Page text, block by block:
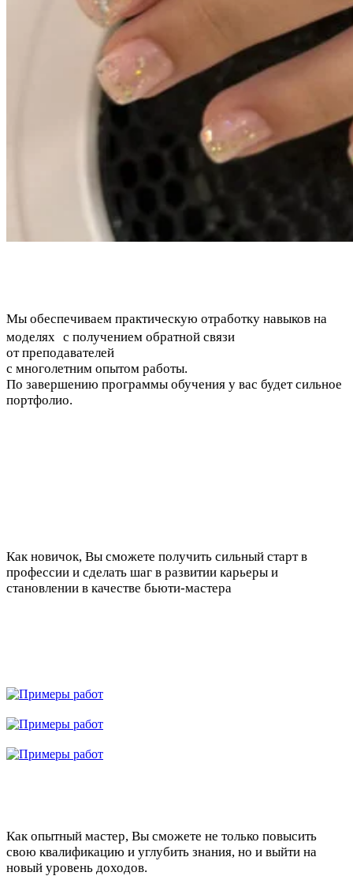
Мы обеспечиваем практическую отработку навыков на
моделях с получением обратной связи
от преподавателей
с многолетним опытом работы.
По завершению программы обучения у вас будет сильное
портфолио.
Как новичок, Вы сможете получить сильный старт в
профессии и сделать шаг в развитии карьеры и
становлении в качестве бьюти-мастера
Как опытный мастер, Вы сможете не только повысить
свою квалификацию и углубить знания, но и выйти на
новый уровень доходов.